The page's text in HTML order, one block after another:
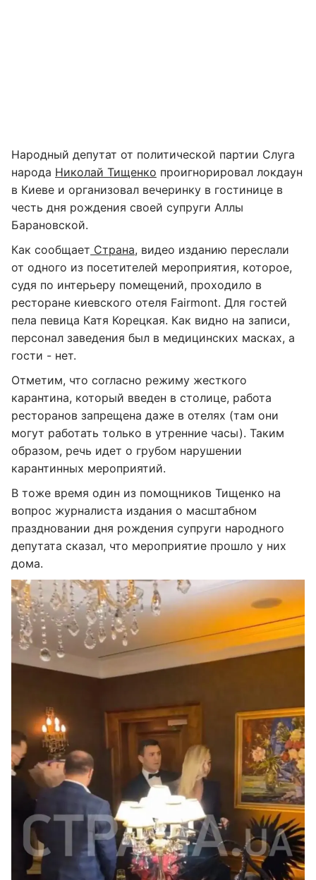
Народный депутат от политической партии Слуга
народа Николай Тищенко проигнорировал локдаун
в Киеве и организовал вечеринку в гостинице в
честь дня рождения своей супруги Аллы
Барановской.
Как сообщает Страна, видео изданию переслали
от одного из посетителей мероприятия, которое,
судя по интерьеру помещений, проходило в
ресторане киевского отеля Fairmont. Для гостей
пела певица Катя Корецкая. Как видно на записи,
персонал заведения был в медицинских масках, а
гости - нет.
Отметим, что согласно режиму жесткого
карантина, который введен в столице, работа
ресторанов запрещена даже в отелях (там они
могут работать только в утренние часы). Таким
образом, речь идет о грубом нарушении
карантинных мероприятий.
В тоже время один из помощников Тищенко на
вопрос журналиста издания о масштабном
праздновании дня рождения супруги народного
депутата сказал, что мероприятие прошло у них
дома.